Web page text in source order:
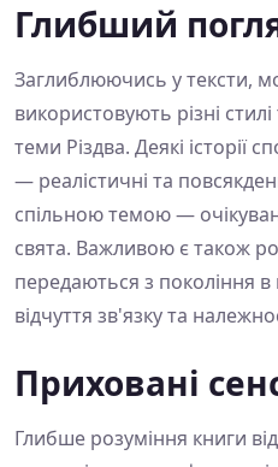
Глибший
Заглиблюючись у тексти,
використовують різні
теми Різдва. Деякі історії
— реалістичні та
спільною темою —
свята. Важливою є також
передаються з покоління
відчуття зв'язку та
Приховані
Глибше розуміння книги